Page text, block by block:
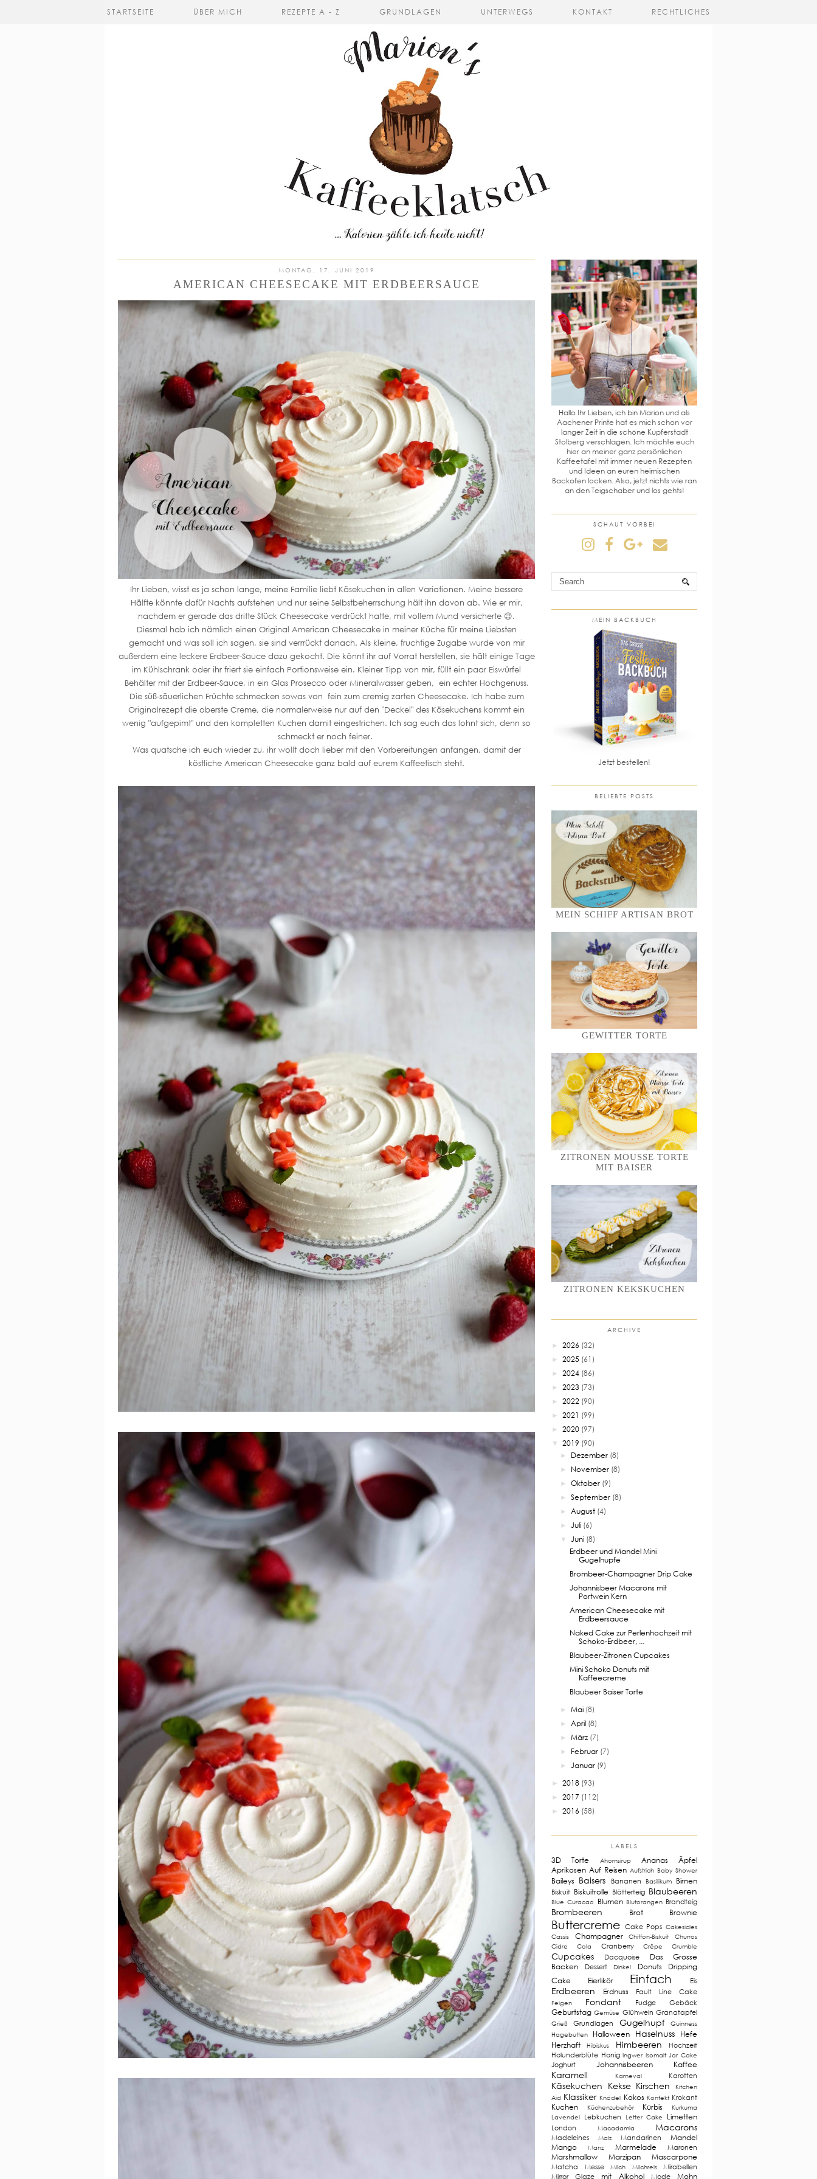
STARTSEITE ÜBER MICH REZEPTE A - Z GRUNDLAGEN UNTERWEGS KONTAKT RECHTLICHES
MONTAG, 17. JUNI 2019
AMERICAN CHEESECAKE MIT ERDBEERSAUCE
Ihr Lieben, wisst es ja schon lange, meine Familie liebt Käsekuchen in allen Variationen. Meine bessere
Hälfte könnte dafür Nachts aufstehen und nur seine Selbstbeherrschung hält ihn davon ab. Wie er mir,
nachdem er gerade das dritte Stück Cheesecake verdrückt hatte, mit vollem Mund versicherte 😉.
Diesmal hab ich nämlich einen Original American Cheesecake in meiner Küche für meine Liebsten
gemacht und was soll ich sagen, sie sind verrrückt danach. Als kleine, fruchtige Zugabe wurde von mir
außerdem eine leckere Erdbeer-Sauce dazu gekocht. Die könnt ihr auf Vorrat herstellen, sie hält einige Tage
im Kühlschrank oder ihr friert sie einfach Portionsweise ein. Kleiner Tipp von mir, füllt ein paar Eiswürfel
Behälter mit der Erdbeer-Sauce, in ein Glas Prosecco oder Mineralwasser geben, ein echter Hochgenuss.
Die süß-säuerlichen Früchte schmecken sowas von fein zum cremig zarten Cheesecake. Ich habe zum
Originalrezept die oberste Creme, die normalerweise nur auf den "Deckel" des Käsekuchens kommt ein
wenig "aufgepimt" und den kompletten Kuchen damit eingestrichen. Ich sag euch das lohnt sich, denn so
schmeckt er noch feiner.
Was quatsche ich euch wieder zu, ihr wollt doch lieber mit den Vorbereitungen anfangen, damit der
köstliche American Cheesecake ganz bald auf eurem Kaffeetisch steht.
Hallo Ihr Lieben, ich bin Marion und als
Aachener Printe hat es mich schon vor
langer Zeit in die schöne Kupferstadt
Stolberg verschlagen. Ich möchte euch
hier an meiner ganz persönlichen
Kaffeetafel mit immer neuen Rezepten
und Ideen an euren heimischen
Backofen locken. Also, jetzt nichts wie ran
an den Teigschaber und los gehts!
SCHAUT VORBEI
MEIN BACKBUCH
Jetzt bestellen!
BELIEBTE POSTS
MEIN SCHIFF ARTISAN BROT
GEWITTER TORTE
ZITRONEN MOUSSE TORTE
MIT BAISER
ZITRONEN KEKSKUCHEN
ARCHIVE
► 2026 (32)
► 2025 (61)
► 2024 (86)
► 2023 (73)
► 2022 (90)
► 2021 (99)
► 2020 (97)
▼ 2019 (90)
► Dezember (8)
► November (8)
►Oktober (9)
►September (8)
►August (4)
►Juli (6)
▼ Juni (8)
Erdbeer und Mandel Mini
Gugelhupfe
Brombeer-Champagner Drip Cake
Johannisbeer Macarons mit
Portwein Kern
American Cheesecake mit
Erdbeersauce
Naked Cake zur Perlenhochzeit mit
Schoko-Erdbeer, ...
Blaubeer-Zitronen Cupcakes
Mini Schoko Donuts mit
Kaffeecreme
Blaubeer Baiser Torte
►Mai (8)
►April (8)
►März (7)
► Februar (7)
►Januar (9)
► 2018 (93)
► 2017 (112)
► 2016 (58)
LABELS
3D Torte Ahornsirup Ananas
Äpfel
Aprikosen Auf Reisen Aufstrich Baby Shower
Baileys Baisers Bananen Basilikum Birnen
Biskuit Biskuitrolle Blätterteig Blaubeeren
Blue Curacao Blumen Blutorangen Brandteig
Brombeeren Brot Brownie
Buttercreme Cake Pops Cakesicles
Cassis
Champagner Chiffon-Biskuit
Churros
Cidre
Cola Cranberry Crêpe Crumble
Cupcakes Dacquoise
Das Grosse
Backen
Dessert Dinkel Donuts
Dripping
Cake
Eierlikör Einfach Eis
Erdbeeren Erdnuss Fault Line Cake
Feigen Fondant Fudge Gebäck
Geburtstag Gemüse Glühwein Granatapfel
Grieß Grundlagen Gugelhupf
Guinness
Hagebutten
Halloween Haselnuss
Hefe
Herzhaft
Hibiskus Himbeeren
Hochzeit
Holunderblüte Honig Ingwer Isomalt Jar Cake
Joghurt Johannisbeeren Kaffee
Karamell Karneval Karotten
Käsekuchen Kekse Kirschen
Kitchen
Aid Klassiker Knödel Kokos Konfekt Krokant
Kuchen Küchenzubehör Kürbis
Kurkuma
Lavendel
Lebkuchen Letter Cake Limetten
London Macadamia Macarons
Madeleines Malz Mandarinen
Mandel
Mango
Manz Marmelade Maronen
Marshmallow Marzipan Mascarpone
Matcha Messe Milch Milchreis
Mirabellen
Mirror Glaze
mit Alkohol Mode Mohn